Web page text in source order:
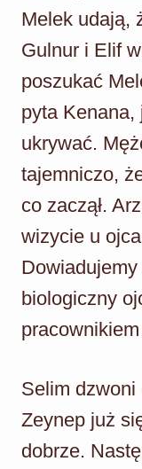
Melek udają,
Gulnur i Elif
poszukać
pyta Kenana,
ukrywać.
tajemniczo,
co zaczął.
wizycie u
biologiczny
Selim dzwoni
Zeynep już
dobrze.